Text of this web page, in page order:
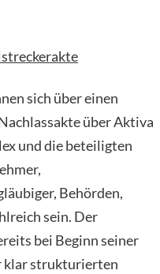
sich über einen
über Aktiva
und die beteiligten
Behörden,
sein. Der
bei Beginn seiner
klar strukturierten